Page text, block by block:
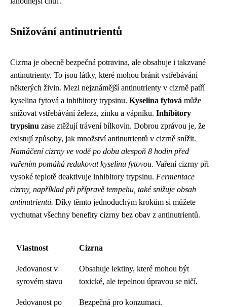
Snižování antinutrientů
Cizrna je obecně bezpečná potravina, ale obsahuje i takzvané
antinutrienty. To jsou látky, které mohou bránit vstřebávání
některých živin. Mezi nejznámější antinutrienty v cizrně patří
kyselina fytová a inhibitory trypsinu. Kyselina fytová může
snižovat vstřebávání železa, zinku a vápníku. Inhibitory
trypsinu zase ztěžují trávení bílkovin. Dobrou zprávou je, že
existují způsoby, jak množství antinutrientů v cizrně snížit.
Namáčení cizrny ve vodě po dobu alespoň 8 hodin před
vařením pomáhá redukovat kyselinu fytovou. Vaření cizrny při
vysoké teplotě deaktivuje inhibitory trypsinu. Fermentace
cizrny, například při přípravě tempehu, také snižuje obsah
antinutrientů. Díky těmto jednoduchým krokům si můžete
vychutnat všechny benefity cizrny bez obav z antinutrientů.
Vlastnost Cizrna
Jedovanost v
syrovém stavu
Obsahuje lektiny, které mohou být
toxické, ale tepelnou úpravou se ničí.
Jedovanost po
Bezpečná pro konzumaci.